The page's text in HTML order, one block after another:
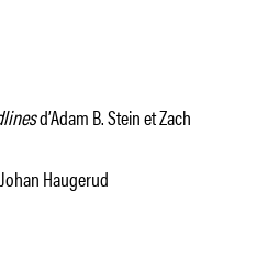
d’Adam B. Stein et Zach
Haugerud